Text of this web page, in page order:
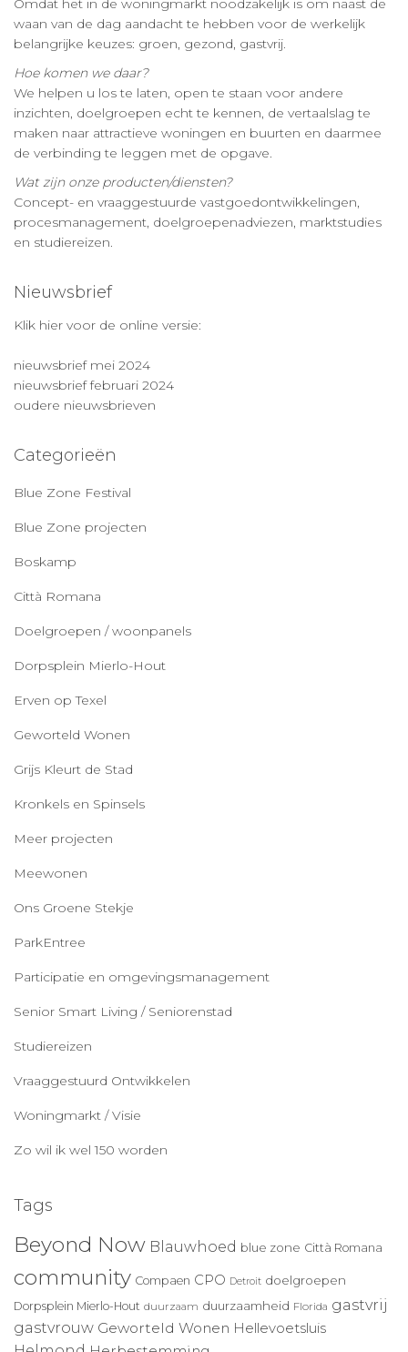
Omdat het in de woningmarkt noodzakelijk is om naast de
waan van de dag aandacht te hebben voor de werkelijk
belangrijke keuzes: groen, gezond, gastvrij.
Hoe komen we daar?
We helpen u los te laten, open te staan voor andere
inzichten, doelgroepen echt te kennen, de vertaalslag te
maken naar attractieve woningen en buurten en daarmee
de verbinding te leggen met de opgave.
Wat zijn onze producten/diensten?
Concept- en vraaggestuurde vastgoedontwikkelingen,
procesmanagement, doelgroepenadviezen, marktstudies
en studiereizen.
Nieuwsbrief
Klik hier voor de online versie:
nieuwsbrief mei 2024
nieuwsbrief februari 2024
oudere nieuwsbrieven
Categorieën
Blue Zone Festival
Blue Zone projecten
Boskamp
Città Romana
Doelgroepen / woonpanels
Dorpsplein Mierlo-Hout
Erven op Texel
Geworteld Wonen
Grijs Kleurt de Stad
Kronkels en Spinsels
Meer projecten
Meewonen
Ons Groene Stekje
ParkEntree
Participatie en omgevingsmanagement
Senior Smart Living / Seniorenstad
Studiereizen
Vraaggestuurd Ontwikkelen
Woningmarkt / Visie
Zo wil ik wel 150 worden
Tags
Beyond Now Blauwhoed blue zone Città Romana
community Compaen CPO Detroit doelgroepen
Dorpsplein Mierlo-Hout duurzaam duurzaamheid Florida gastvrij
gastvrouw Geworteld Wonen Hellevoetsluis